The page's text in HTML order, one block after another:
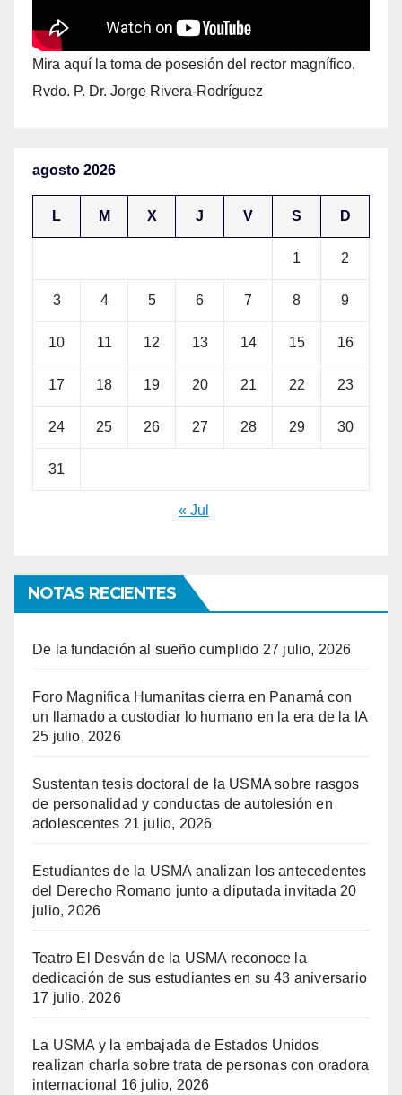
Mira aquí la toma de posesión del rector magnífico,
Rvdo. P. Dr. Jorge Rivera-Rodríguez
agosto 2026
L M X J V S D
1 2
3 4 5 6 7 8 9
10 11 12 13 14 15 16
17 18 19 20 21 22 23
24 25 26 27 28 29 30
31
« Jul
NOTAS RECIENTES
De la fundación al sueño cumplido 27 julio, 2026
Foro Magnifica Humanitas cierra en Panamá con
un llamado a custodiar lo humano en la era de la IA
25 julio, 2026
Sustentan tesis doctoral de la USMA sobre rasgos
de personalidad y conductas de autolesión en
adolescentes 21 julio, 2026
Estudiantes de la USMA analizan los antecedentes
del Derecho Romano junto a diputada invitada 20
julio, 2026
Teatro El Desván de la USMA reconoce la
dedicación de sus estudiantes en su 43 aniversario
17 julio, 2026
La USMA y la embajada de Estados Unidos
realizan charla sobre trata de personas con oradora
internacional
16 julio, 2026